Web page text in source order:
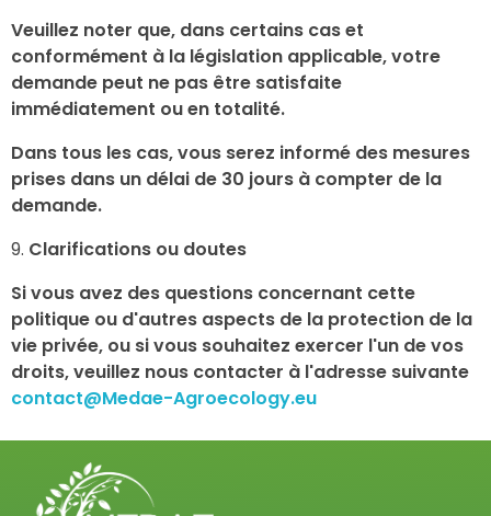
Veuillez noter que, dans certains cas et
conformément à la législation applicable, votre
demande peut ne pas être satisfaite
immédiatement ou en totalité.
Dans tous les cas, vous serez informé des mesures
prises dans un délai de 30 jours à compter de la
demande.
Clarifications ou doutes
Si vous avez des questions concernant cette
politique ou d'autres aspects de la protection de la
vie privée, ou si vous souhaitez exercer l'un de vos
droits, veuillez nous contacter à l'adresse suivante
contact@Medae-Agroecology.eu